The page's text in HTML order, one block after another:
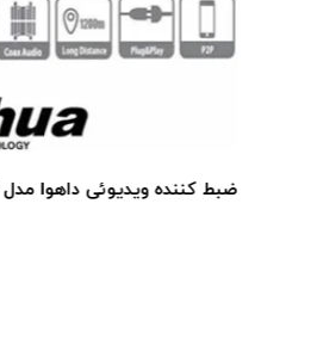
ضبط کننده ویدیوئی داهوا مدل DH-XVR1A04